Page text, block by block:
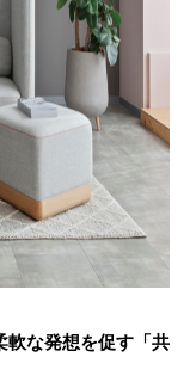
軟な発想を促す「共